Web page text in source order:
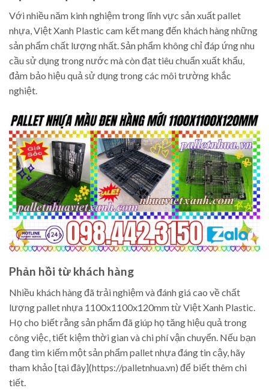
Với nhiều năm kinh nghiệm trong lĩnh vực sản xuất pallet
nhựa, Việt Xanh Plastic cam kết mang đến khách hàng những
sản phẩm chất lượng nhất. Sản phẩm không chỉ đáp ứng nhu
cầu sử dụng trong nước mà còn đạt tiêu chuẩn xuất khẩu,
đảm bảo hiệu quả sử dụng trong các môi trường khắc
nghiệt.
Phản hồi từ khách hàng
Nhiều khách hàng đã trải nghiệm và đánh giá cao về chất
lượng pallet nhựa 1100x1100x120mm từ Việt Xanh Plastic.
Họ cho biết rằng sản phẩm đã giúp họ tăng hiệu quả trong
công việc, tiết kiệm thời gian và chi phí vận chuyển. Nếu bạn
đang tìm kiếm một sản phẩm pallet nhựa đáng tin cậy, hãy
tham khảo [tại đây](https://palletnhua.vn) để biết thêm chi
tiết.